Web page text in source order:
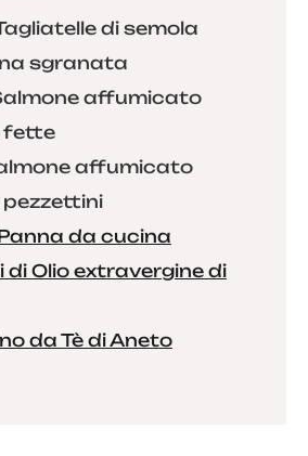
di semola
sgranata
affumicato
fette
affumicato
da cucina
Olio extravergine di
da Tè di Aneto